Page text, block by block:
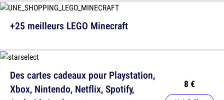
Des cartes cadeaux pour Playstation,
Xbox, Nintendo, Netflix, Spotify,
8 €
+25 meilleurs LEGO Minecraft